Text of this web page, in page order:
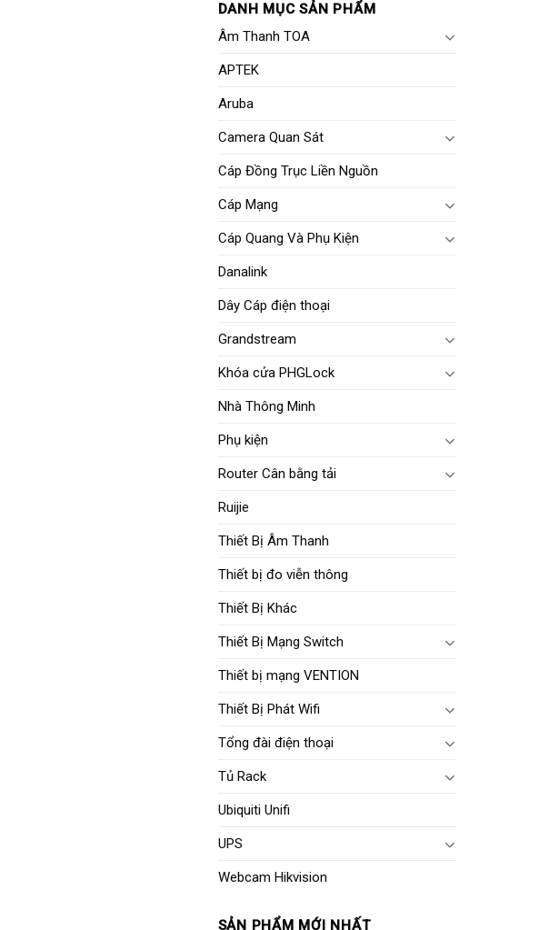
DANH MỤC SẢN PHẨM
Âm Thanh TOA
APTEK
Aruba
Camera Quan Sát
Cáp Đồng Trục Liền Nguồn
Cáp Mạng
Cáp Quang Và Phụ Kiện
Danalink
Dây Cáp điện thoại
Grandstream
Khóa cửa PHGLock
Nhà Thông Minh
Phụ kiện
Router Cân bằng tải
Ruijie
Thiết Bị Âm Thanh
Thiết bị đo viễn thông
Thiết Bị Khác
Thiết Bị Mạng Switch
Thiết bị mạng VENTION
Thiết Bị Phát Wifi
Tổng đài điện thoại
Tủ Rack
Ubiquiti Unifi
UPS
Webcam Hikvision
SẢN PHẨM MỚI NHẤT